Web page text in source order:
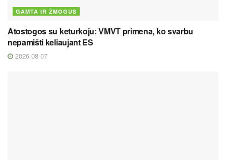
GAMTA IR ŽMOGUS
Atostogos su keturkoju: VMVT primena, ko svarbu
nepamišti keliaujant ES
2026 08 07